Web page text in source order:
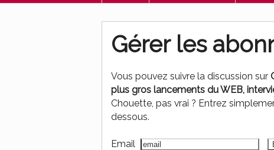
Gérer les
Vous pouvez suivre la discussion sur
plus gros lancements du WEB,
Chouette, pas vrai ? Entrez
dessous.
Email